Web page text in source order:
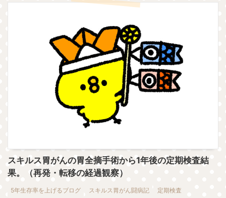
スキルス胃がんの胃全摘手術から1年後の定期検査結
果。（再発・転移の経過観察）
5年生存率を上げるブログ スキルス胃がん闘病記 定期検査